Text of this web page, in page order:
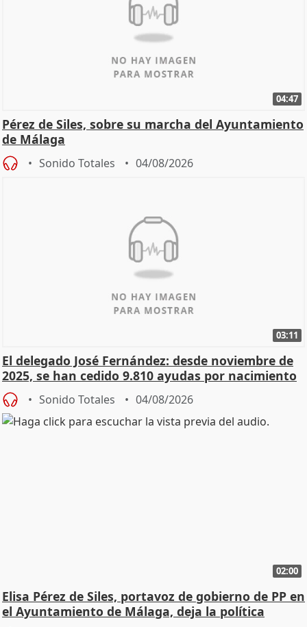
04:47
Pérez de Siles, sobre su marcha del Ayuntamiento
de Málaga
Sonido Totales 04/08/2026
03:11
El delegado José Fernández: desde noviembre de
2025, se han cedido 9.810 ayudas por nacimiento
Sonido Totales 04/08/2026
02:00
Elisa Pérez de Siles, portavoz de gobierno de PP en
el Ayuntamiento de Málaga, deja la política